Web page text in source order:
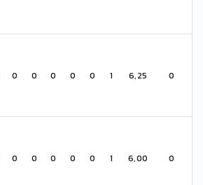
0 0 0 0 0 1 6,25 0
0 0 0 0 0 1 6,00 0